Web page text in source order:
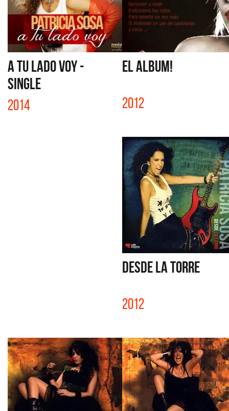
A TU LADO VOY -
SINGLE
2014
EL ALBUM!
2012
DESDE LA TORRE
2012